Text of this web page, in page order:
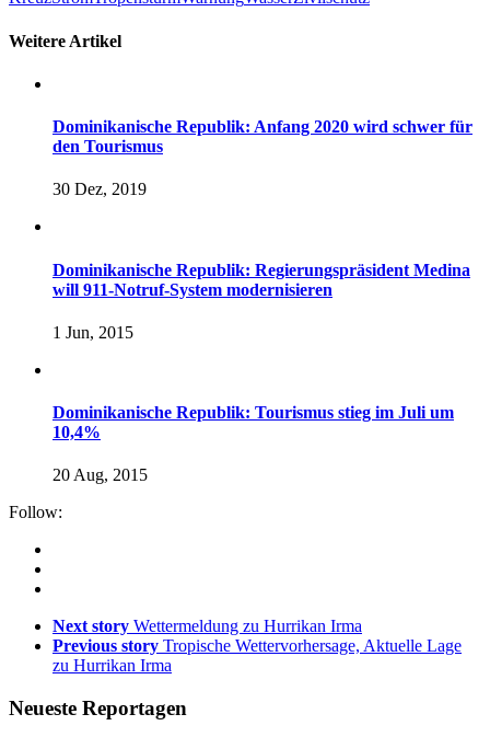
Weitere Artikel
Dominikanische Republik: Anfang 2020 wird schwer für
den Tourismus
30 Dez, 2019
Dominikanische Republik: Regierungspräsident Medina
will 911-Notruf-System modernisieren
1 Jun, 2015
Dominikanische Republik: Tourismus stieg im Juli um
10,4%
20 Aug, 2015
Follow:
Next story Wettermeldung zu Hurrikan Irma
Previous story Tropische Wettervorhersage, Aktuelle Lage
zu Hurrikan Irma
Neueste Reportagen